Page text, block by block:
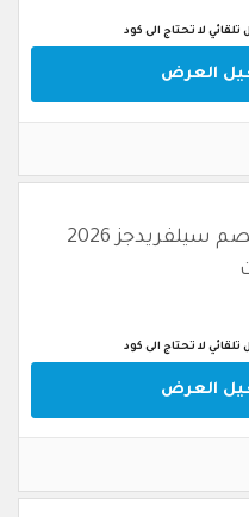
لا تحتاج الى كود
العرض
وفر 35% مع كود خصم سيلفريدجز 2026
لا تحتاج الى كود
العرض